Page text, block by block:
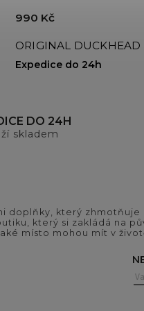
ORIGINAL
Expedice do 24h
990 Kč
DO 24H
skladem
doplňky, který
který si zakládá na
místo mohou mít v